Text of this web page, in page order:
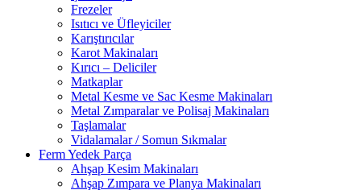
Frezeler
Isıtıcı ve Üfleyiciler
Karıştırıcılar
Karot Makinaları
Kırıcı – Deliciler
Matkaplar
Metal Kesme ve Sac Kesme Makinaları
Metal Zımparalar ve Polisaj Makinaları
Taşlamalar
Vidalamalar / Somun Sıkmalar
Ferm Yedek Parça
Ahşap Kesim Makinaları
Ahşap Zımpara ve Planya Makinaları